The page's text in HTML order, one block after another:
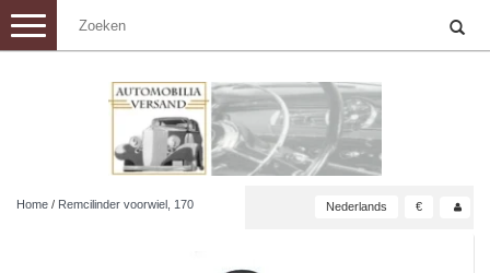
Toggle
navigation
Home / Remcilinder voorwiel, 170 Nederlands €